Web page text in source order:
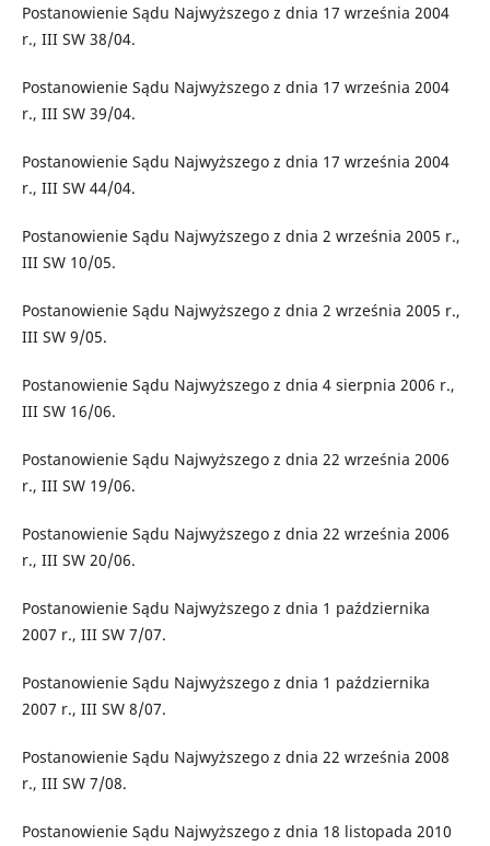
Postanowienie Sądu Najwyższego z dnia 17 września 2004
r., III SW 38/04.
Postanowienie Sądu Najwyższego z dnia 17 września 2004
r., III SW 39/04.
Postanowienie Sądu Najwyższego z dnia 17 września 2004
r., III SW 44/04.
Postanowienie Sądu Najwyższego z dnia 2 września 2005 r.,
III SW 10/05.
Postanowienie Sądu Najwyższego z dnia 2 września 2005 r.,
III SW 9/05.
Postanowienie Sądu Najwyższego z dnia 4 sierpnia 2006 r.,
III SW 16/06.
Postanowienie Sądu Najwyższego z dnia 22 września 2006
r., III SW 19/06.
Postanowienie Sądu Najwyższego z dnia 22 września 2006
r., III SW 20/06.
Postanowienie Sądu Najwyższego z dnia 1 października
2007 r., III SW 7/07.
Postanowienie Sądu Najwyższego z dnia 1 października
2007 r., III SW 8/07.
Postanowienie Sądu Najwyższego z dnia 22 września 2008
r., III SW 7/08.
Postanowienie Sądu Najwyższego z dnia 18 listopada 2010